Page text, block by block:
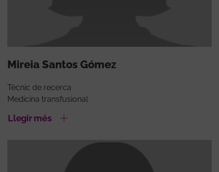
Mireia Santos Gómez
Tècnic de recerca
Medicina transfusional
Llegir més